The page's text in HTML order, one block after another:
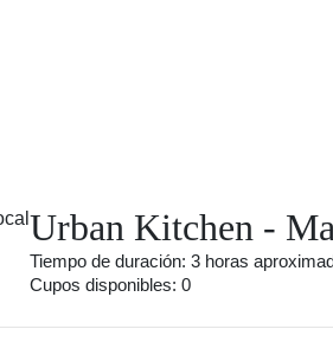
Urban Kitchen -
Tiempo de duración: 3 horas
Cupos disponibles: 0